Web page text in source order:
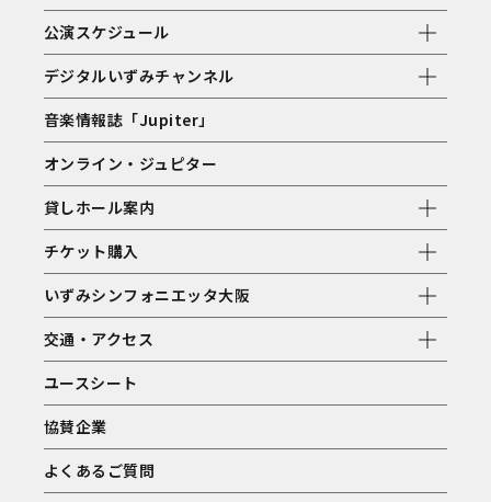
公演スケジュール
デジタルいずみチャンネル
音楽情報誌「Jupiter」
オンライン・ジュピター
貸しホール案内
チケット購入
いずみシンフォニエッタ大阪
交通・アクセス
ユースシート
協賛企業
よくあるご質問